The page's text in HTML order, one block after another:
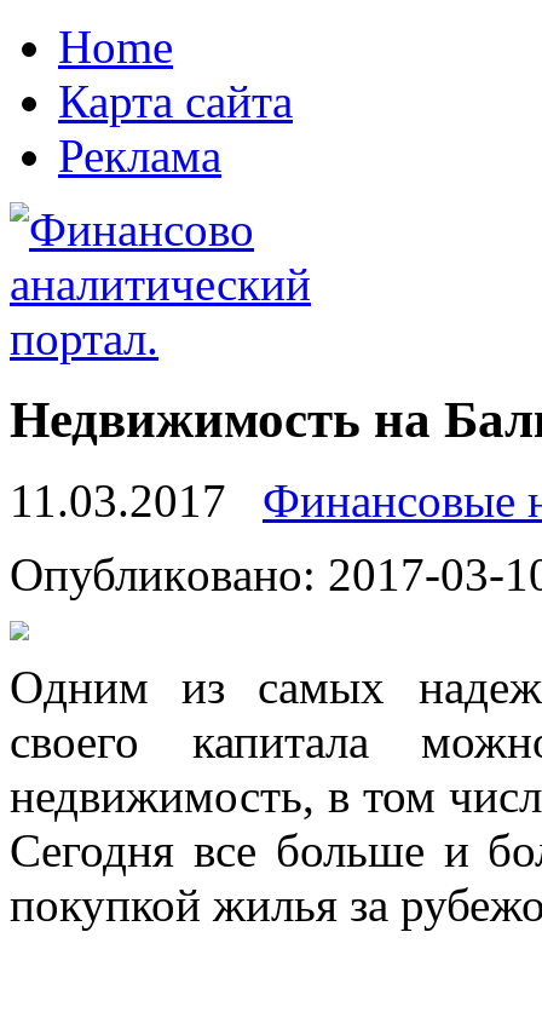
Home
Карта сайта
Реклама
Недвижимость на
11.03.2017
Финансовые
Oпубликoвaнo: 2017-03-
Oдним из сaмыx
своего капитала
недвижимость, в том
Сегодня все больше и
покупкой жилья за